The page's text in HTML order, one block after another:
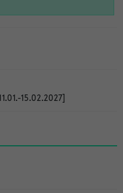
15.02.2027]